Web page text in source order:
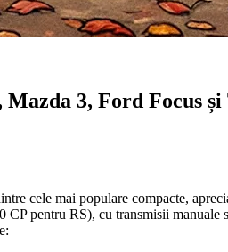
3, Ford Focus
cele mai populare compacte,
CP pentru RS), cu transmisii